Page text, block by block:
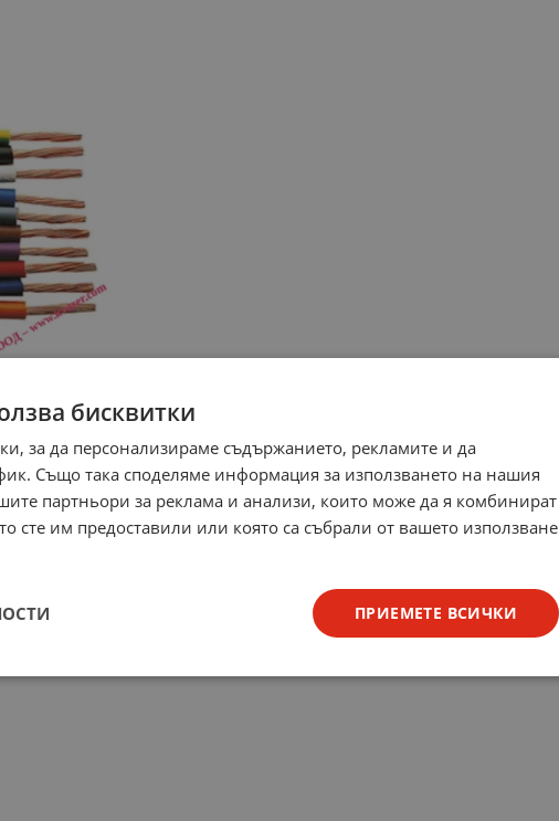
бисквитки
за да персонализираме съдържанието, рекламите и да
Също така споделяме информация за използването на нашия
партньори за реклама и анализи, които може да я комбинират
сте им предоставили или която са събрали от вашето използване
ПРИЕМЕТЕ ВСИЧКИ